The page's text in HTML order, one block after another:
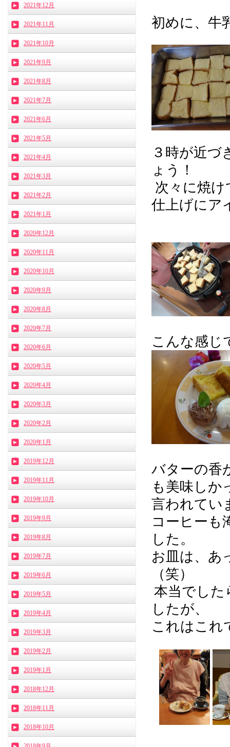
初めに、牛
３時が近づ
ょう！
次々に焼
仕上げにア
こんな感じ
バターの香
も美味しか
言われてい
コーヒーも
した。
お皿は、あ
（笑）
本当でした
したが、
これはこれ
2021年12月
2021年11月
2021年10月
2021年9月
2021年8月
2021年7月
2021年6月
2021年5月
2021年4月
2021年3月
2021年2月
2021年1月
2020年12月
2020年11月
2020年10月
2020年9月
2020年8月
2020年7月
2020年6月
2020年5月
2020年4月
2020年3月
2020年2月
2020年1月
2019年12月
2019年11月
2019年10月
2019年9月
2019年8月
2019年7月
2019年6月
2019年5月
2019年4月
2019年3月
2019年2月
2019年1月
2018年12月
2018年11月
2018年10月